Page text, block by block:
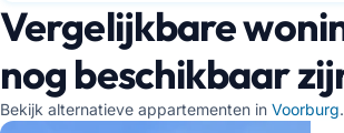
Vergelijkbare
nog beschikbaar
Bekijk alternatieve appartementen in Voorburg.